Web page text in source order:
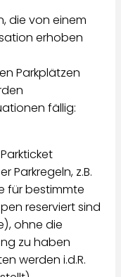
die von einem
erhoben
Parkplätzen
fällig:
Parkregeln, z.B.
für bestimmte
reserviert sind
ohne die
zu haben
werden i.d.R.